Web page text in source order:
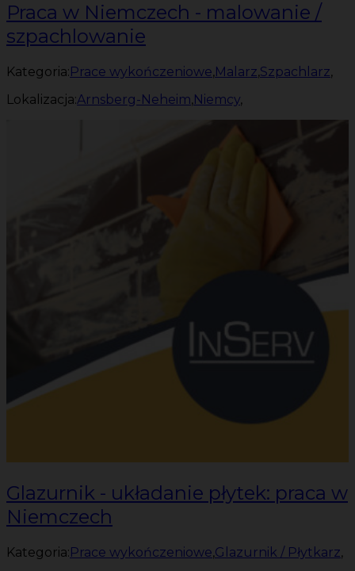
Praca w Niemczech - malowanie /
szpachlowanie
Kategoria:Prace wykończeniowe,Malarz,Szpachlarz,
Lokalizacja:Arnsberg-Neheim,Niemcy,
Glazurnik - układanie płytek: praca w
Niemczech
Kategoria:Prace wykończeniowe,Glazurnik / Płytkarz,